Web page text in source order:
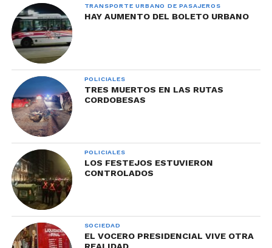
TRANSPORTE URBANO DE PASAJEROS
HAY AUMENTO DEL BOLETO URBANO
POLICIALES
TRES MUERTOS EN LAS RUTAS
CORDOBESAS
POLICIALES
LOS FESTEJOS ESTUVIERON
CONTROLADOS
SOCIEDAD
EL VOCERO PRESIDENCIAL VIVE OTRA